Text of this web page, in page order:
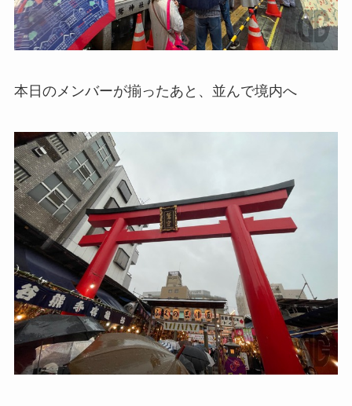
本日のメンバーが揃ったあと、並んで境内へ